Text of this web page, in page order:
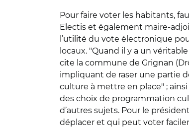
Pour faire voter les habitants,
Electis et également maire-
l’utilité du vote électronique
locaux. "Quand il y a un
cite la commune de Grignan
impliquant de raser une partie
culture à mettre en place" ;
des choix de programmation
d’autres sujets. Pour le
déplacer et qui peut voter